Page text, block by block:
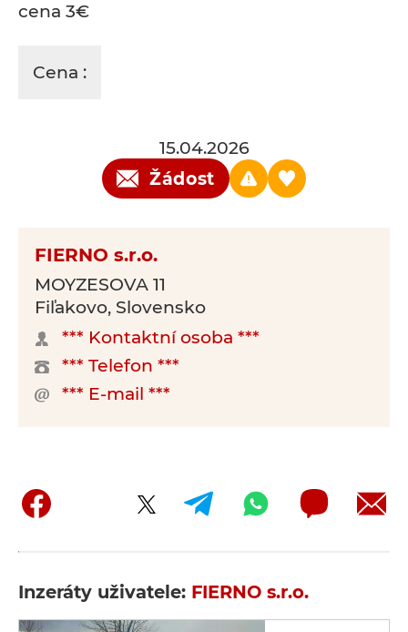
cena 3€
Cena :
15.04.2026
Žádost
FIERNO s.r.o.
MOYZESOVA 11
Fiľakovo, Slovensko
*** Kontaktní osoba ***
*** Telefon ***
*** E-mail ***
Inzeráty uživatele: FIERNO s.r.o.